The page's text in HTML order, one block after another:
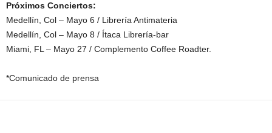
Próximos Conciertos:
Medellín, Col – Mayo 6 / Librería Antimateria
Medellín, Col – Mayo 8 / Ítaca Librería-bar
Miami, FL – Mayo 27 / Complemento Coffee Roadter.
*Comunicado de prensa